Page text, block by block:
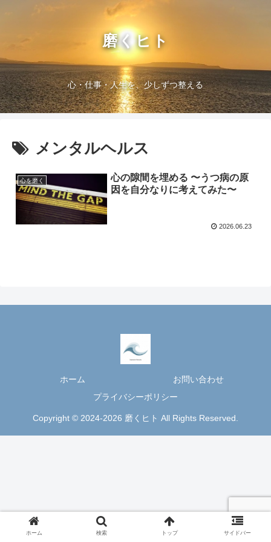
磨くヒト
心・仕事・人生を、少しずつ整える
メンタルヘルス
心を磨く
心の隙間を埋める 〜うつ病の原
因を自分なりに考えてみた〜
2026.06.23
ホーム
お問い合わせ
プライバシーポリシー
Copyright © 2024-2026 磨くヒト All Rights Reserved.
ホーム 検索 トップ サイドバー